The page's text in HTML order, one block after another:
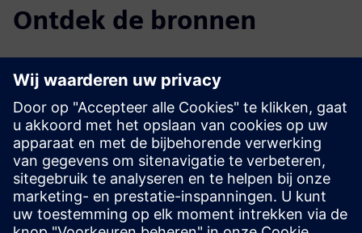
Ontdek de bronnen
Downloaden
SIEBREAK en SIEBREAK-VCB Gebruiksaanwijzing (Engels)
De energie van vlambogen verminderen — SIEBREAK-
VCB-brochure
Folder SIEBREAK